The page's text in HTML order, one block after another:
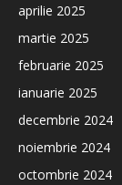
aprilie 2025
martie 2025
februarie 2025
ianuarie 2025
decembrie 2024
noiembrie 2024
octombrie 2024